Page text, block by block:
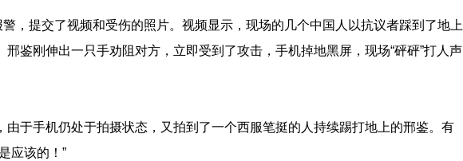
，提交了视频和受伤的照片。视频显示，现场的几个中国人以抗议者踩到了地上
邢鉴刚伸出一只手劝阻对方，立即受到了攻击，手机掉地黑屏，现场“砰砰”打人声
由于手机仍处于拍摄状态，又拍到了一个西服笔挺的人持续踢打地上的邢鉴。有
应该的！”